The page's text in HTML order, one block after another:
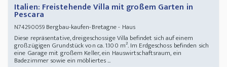
Italien: Freistehende Villa mit großem Garten in
Pescara
N74290059Bergbau-kaufen-Bretagne - Haus
Diese repräsentative, dreigeschossige Villa befindet sich auf einem
großzügigen Grundstück von ca. 1.100 m². Im Erdgeschoss befinden sich
eine Garage mit großem Keller, ein Hauswirtschaftsraum, ein
Badezimmer sowie ein möbliertes ...